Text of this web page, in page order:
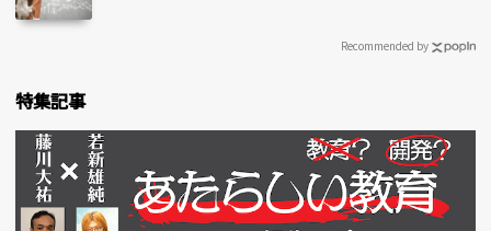
Recommended by
特集記事